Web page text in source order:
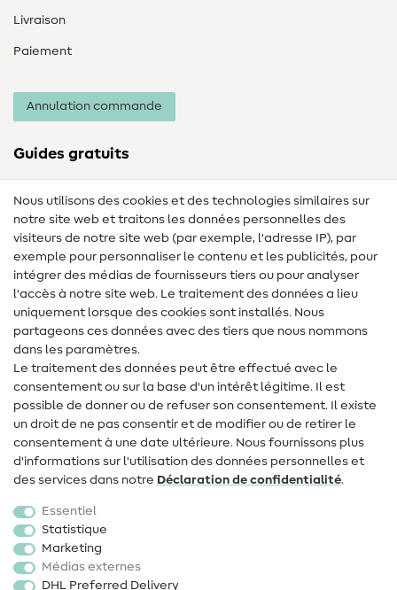
Livraison
Paiement
Annulation commande
Guides gratuits
Lexique de couture
Tutos de couture
Aide & contact
Contact
Changement de propriétaire
FAQ
Droit de rétractation
Populaire
Accessoires de couture
Promotions
Nous utilisons des cookies et des technologies similaires sur
notre site web et traitons les données personnelles des
visiteurs de notre site web (par exemple, l'adresse IP), par
exemple pour personnaliser le contenu et les publicités, pour
intégrer des médias de fournisseurs tiers ou pour analyser
l'accès à notre site web. Le traitement des données a lieu
uniquement lorsque des cookies sont installés. Nous
partageons ces données avec des tiers que nous nommons
dans les paramètres.
Le traitement des données peut être effectué avec le
consentement ou sur la base d'un intérêt légitime. Il est
possible de donner ou de refuser son consentement. Il existe
un droit de ne pas consentir et de modifier ou de retirer le
consentement à une date ultérieure. Nous fournissons plus
d'informations sur l'utilisation des données personnelles et
des services dans notre Déclaration de confidentialité.
Essentiel
Statistique
Marketing
Médias externes
DHL Preferred Delivery